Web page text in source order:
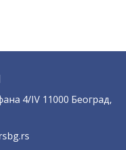
4/IV 11000 Београд,